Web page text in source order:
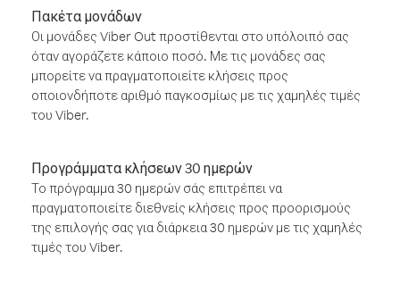
Πακέτα μονάδων
Οι μονάδες Viber Out προστίθενται στο υπόλοιπό σας
όταν αγοράζετε κάποιο ποσό. Με τις μονάδες σας
μπορείτε να πραγματοποιείτε κλήσεις προς
οποιονδήποτε αριθμό παγκοσμίως με τις χαμηλές τιμές
του Viber.
Προγράμματα κλήσεων 30 ημερών
Το πρόγραμμα 30 ημερών σάς επιτρέπει να
πραγματοποιείτε διεθνείς κλήσεις προς προορισμούς
της επιλογής σας για διάρκεια 30 ημερών με τις χαμηλές
τιμές του Viber.